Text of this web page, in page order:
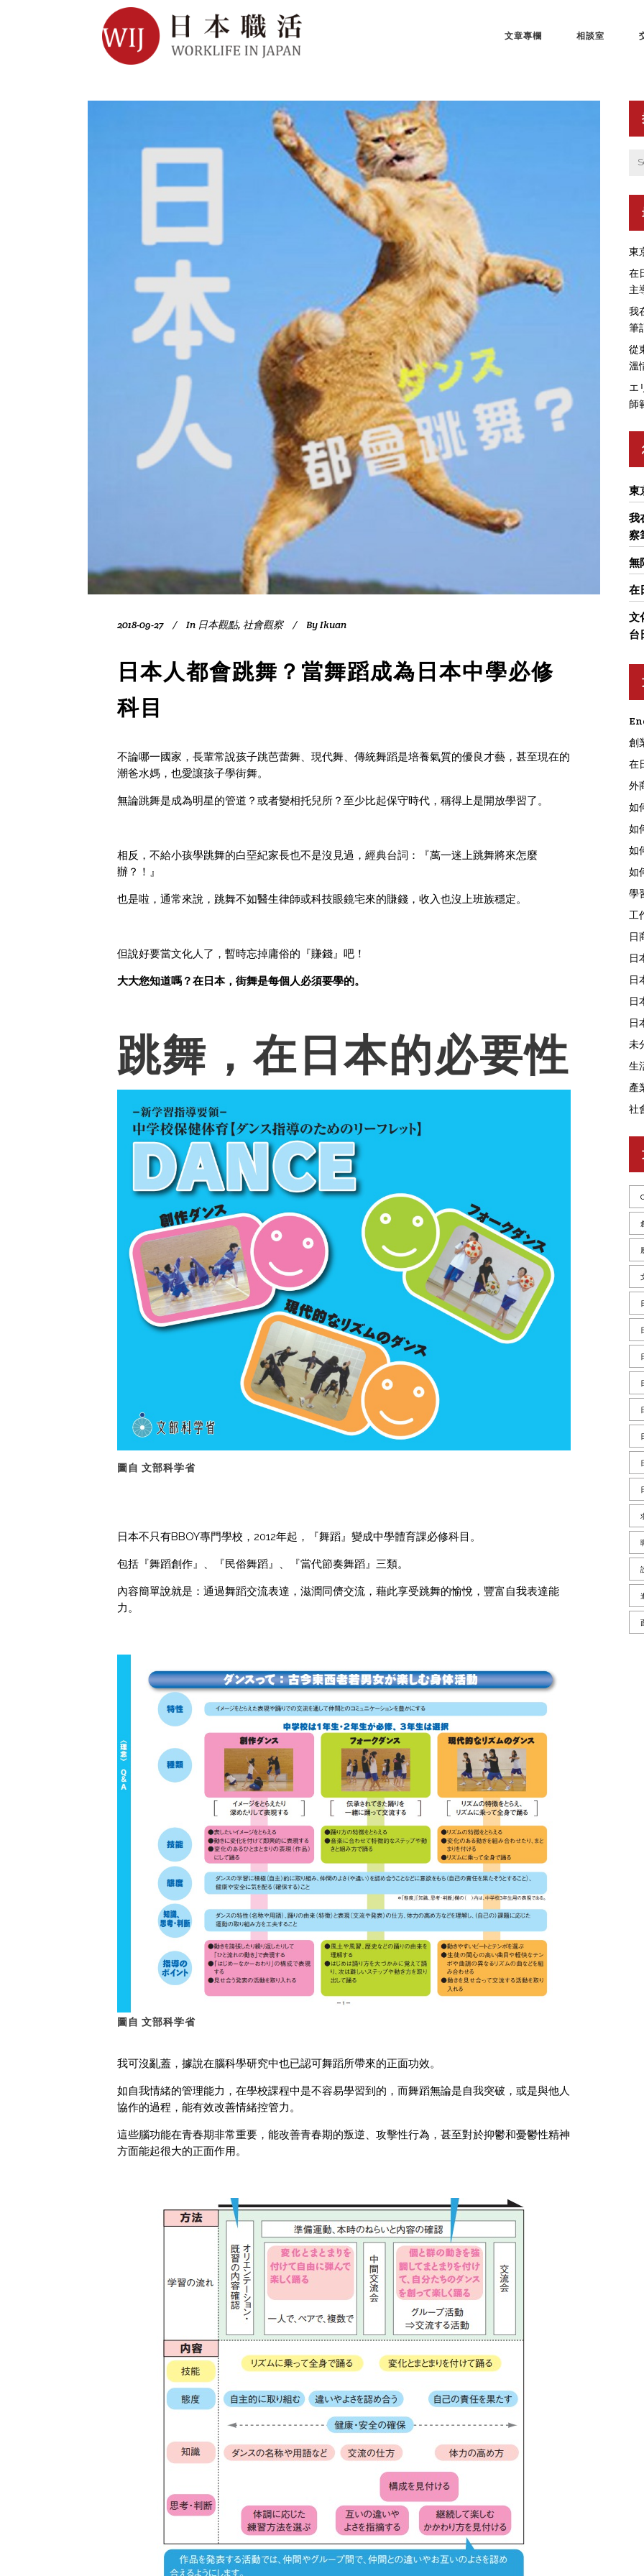
文章專欄 相談室
2018-09-27 In 日本觀點, 社會觀察 ByIkuan
日本人都會跳舞？當舞蹈成為日本中學必修
科目
不論哪一國家，長輩常說孩子跳芭蕾舞、現代舞、傳統舞蹈是培養氣質的優良才藝，甚至現在的
潮爸水媽，也愛讓孩子學街舞。
無論跳舞是成為明星的管道？或者變相托兒所？至少比起保守時代，稱得上是開放學習了。
相反，不給小孩學跳舞的白堊紀家長也不是沒見過，經典台詞：『萬一迷上跳舞將來怎麼
辦？！』
也是啦，通常來說，跳舞不如醫生律師或科技眼鏡宅來的賺錢，收入也沒上班族穩定。
但說好要當文化人了，暫時忘掉庸俗的『賺錢』吧！
大大您知道嗎？在日本，街舞是每個人必須要學的。
跳舞，在日本的必要性
圖自 文部科学省
日本不只有BBOY專門學校，2012年起，『舞蹈』變成中學體育課必修科目。
包括『舞蹈創作』、『民俗舞蹈』、『當代節奏舞蹈』三類。
內容簡單說就是：通過舞蹈交流表達，滋潤同儕交流，藉此享受跳舞的愉悅，豐富自我表達能
力。
圖自 文部科学省
我可沒亂蓋，據說在腦科學研究中也已認可舞蹈所帶來的正面功效。
如自我情緒的管理能力，在學校課程中是不容易學習到的，而舞蹈無論是自我突破，或是與他人
協作的過程，能有效改善情緒控管力。
這些腦功能在青春期非常重要，能改善青春期的叛逆、攻擊性行為，甚至對於抑鬱和憂鬱性精神
方面能起很大的正面作用。
東
在
主
我
筆
從
溫
エ
師
東
我
察
無
在
文
台
創
在
外
如
如
如
如
學
工
日
日
日
日
日
未
生
產
社